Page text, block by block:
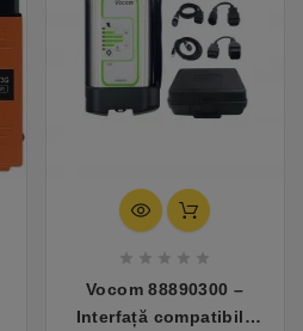
    
Vocom 88890300 –
Interfață compatibilă